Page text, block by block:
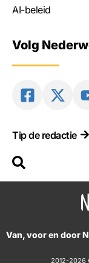
AI-beleid
Volg
Tip de redactie
Van, voor en door
2012-2026